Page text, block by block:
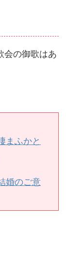
会の御歌はあ
まふかと
婚のご意